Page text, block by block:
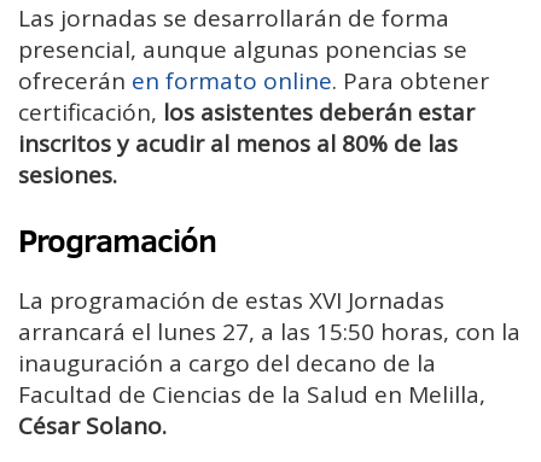
Las jornadas se desarrollarán de forma
presencial, aunque algunas ponencias se
ofrecerán en formato online. Para obtener
certificación, los asistentes deberán estar
inscritos y acudir al menos al 80% de las
sesiones.
Programación
La programación de estas XVI Jornadas
arrancará el lunes 27, a las 15:50 horas, con la
inauguración a cargo del decano de la
Facultad de Ciencias de la Salud en Melilla,
César Solano.